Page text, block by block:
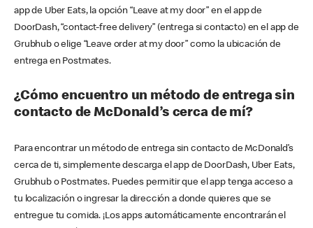
app de Uber Eats, la opción “Leave at my door” en el app de
DoorDash, “contact-free delivery” (entrega si contacto) en el app de
Grubhub o elige “Leave order at my door” como la ubicación de
entrega en Postmates.
¿Cómo encuentro un método de entrega sin
contacto de McDonald’s cerca de mí?
Para encontrar un método de entrega sin contacto de McDonald’s
cerca de ti, simplemente descarga el app de DoorDash, Uber Eats,
Grubhub o Postmates. Puedes permitir que el app tenga acceso a
tu localización o ingresar la dirección a donde quieres que se
entregue tu comida. ¡Los apps automáticamente encontrarán el